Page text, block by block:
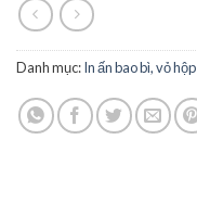
Danh mục:In ấn bao bì, vỏ hộp